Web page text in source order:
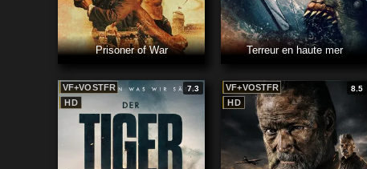
Prisoner of War Terreur en haute mer
HD
VF+VOSTFR 7.3
HD
VF+VOSTFR 8.5